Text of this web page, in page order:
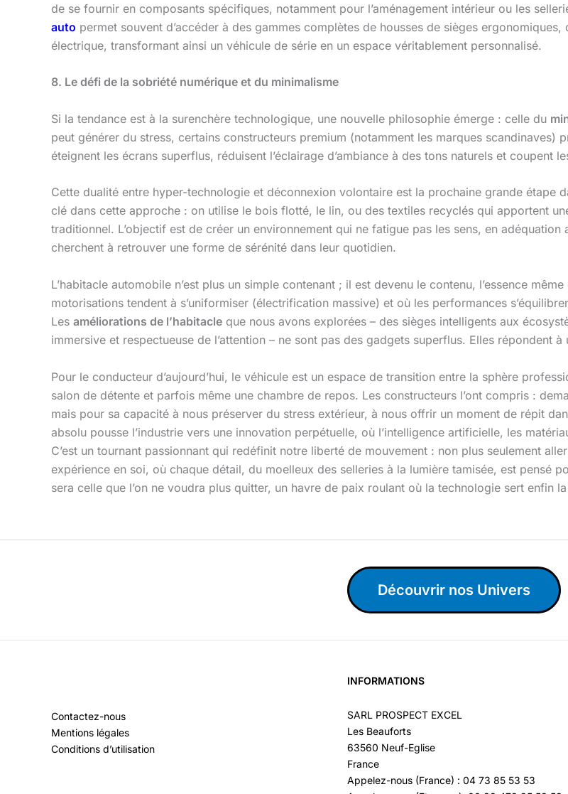
de se fournir en composants spécifiques, notamment pour l’aménagement intérieur ou les
auto permet souvent d’accéder à des gammes complètes de housses de sièges
électrique, transformant ainsi un véhicule de série en un espace véritablement personnalisé.
8. Le défi de la sobriété numérique et du minimalisme
Si la tendance est à la surenchère technologique, une nouvelle philosophie émerge : celle du
peut générer du stress, certains constructeurs premium (notamment les marques scandinaves)
éteignent les écrans superflus, réduisent l’éclairage d’ambiance à des tons naturels et coupent
Cette dualité entre hyper-technologie et déconnexion volontaire est la prochaine grande étape
clé dans cette approche : on utilise le bois flotté, le lin, ou des textiles recyclés qui apportent
traditionnel. L’objectif est de créer un environnement qui ne fatigue pas les sens, en
cherchent à retrouver une forme de sérénité dans leur quotidien.
L’habitacle automobile n’est plus un simple contenant ; il est devenu le contenu, l’essence
motorisations tendent à s’uniformiser (électrification massive) et où les performances
Les améliorations de l’habitacle que nous avons explorées – des sièges intelligents aux
immersive et respectueuse de l’attention – ne sont pas des gadgets superflus. Elles répondent
Pour le conducteur d’aujourd’hui, le véhicule est un espace de transition entre la sphère
salon de détente et parfois même une chambre de repos. Les constructeurs l’ont compris :
mais pour sa capacité à nous préserver du stress extérieur, à nous offrir un moment de répit
absolu pousse l’industrie vers une innovation perpétuelle, où l’intelligence artificielle, les
C’est un tournant passionnant qui redéfinit notre liberté de mouvement : non plus seulement
expérience en soi, où chaque détail, du moelleux des selleries à la lumière tamisée, est pensé
sera celle que l’on ne voudra plus quitter, un havre de paix roulant où la technologie sert enfin la
Découvrir nos Univers
Contactez-nous
Mentions légales
Conditions d’utilisation
INFORMATIONS
SARL PROSPECT EXCEL
Les Beauforts
63560 Neuf-Eglise
France
Appelez-nous (France) : 04 73 85 53 53